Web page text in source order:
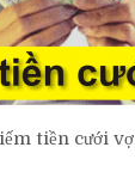
tiền cưới vợ